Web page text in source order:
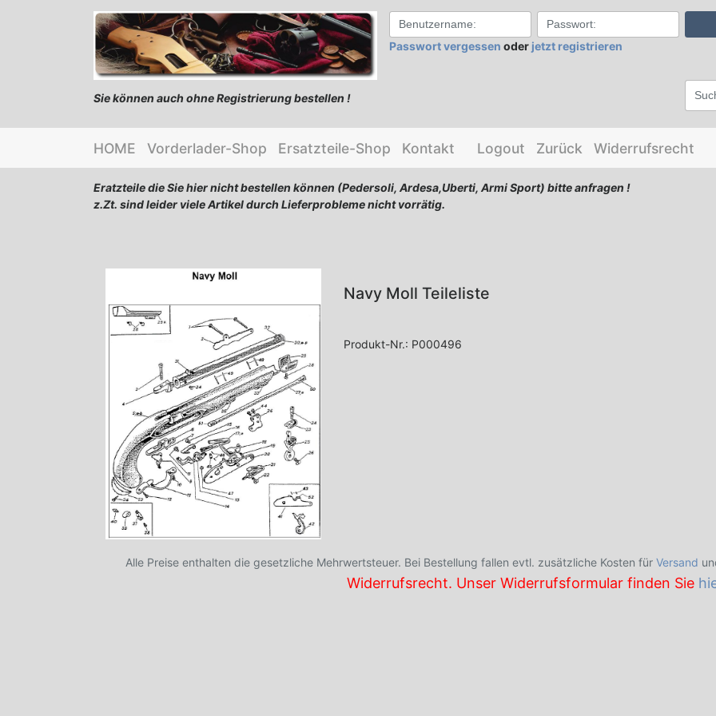
Passwort vergessen oder jetzt registrieren
Sie können auch ohne Registrierung bestellen !
HOME Vorderlader-Shop Ersatzteile-Shop Kontakt Logout Zurück Widerrufsrecht
Eratzteile die Sie hier nicht bestellen können (Pedersoli, Ardesa,Uberti, Armi Sport) bitte anfragen !
z.Zt. sind leider viele Artikel durch Lieferprobleme nicht vorrätig.
Navy Moll Teileliste
Produkt-Nr.: P000496
Alle Preise enthalten die gesetzliche Mehrwertsteuer. Bei Bestellung fallen evtl. zusätzliche Kosten für Versand
Widerrufsrecht. Unser Widerrufsformular finden Sie